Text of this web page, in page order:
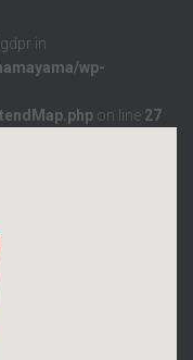
in
wp-
on line 27